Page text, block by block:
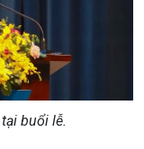
buổi lễ.